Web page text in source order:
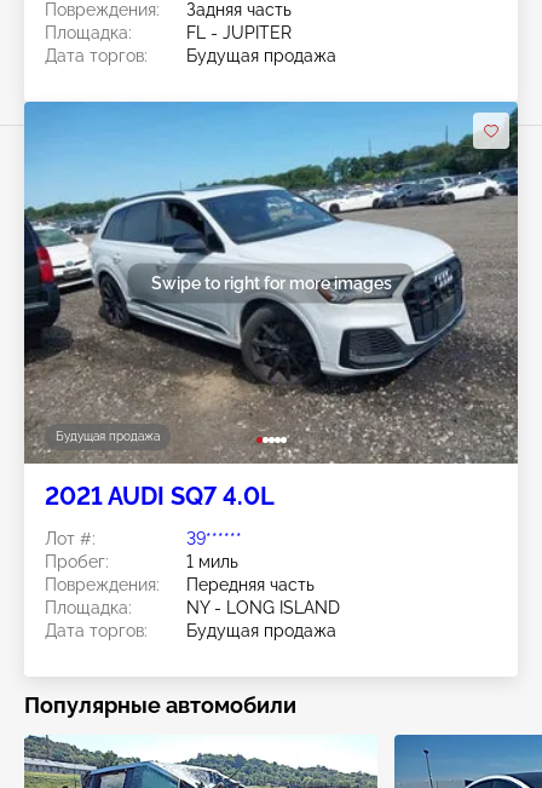
Повреждения:
Задняя часть
Площадка:
FL - JUPITER
Дата торгов:
Будущая продажа
Будущая продажа
Swipe to right for more images
2021 AUDI SQ7 4.0L
Лот #:
39******
Пробег:
1 миль
Повреждения:
Передняя часть
Площадка:
NY - LONG ISLAND
Дата торгов:
Будущая продажа
Популярные автомобили